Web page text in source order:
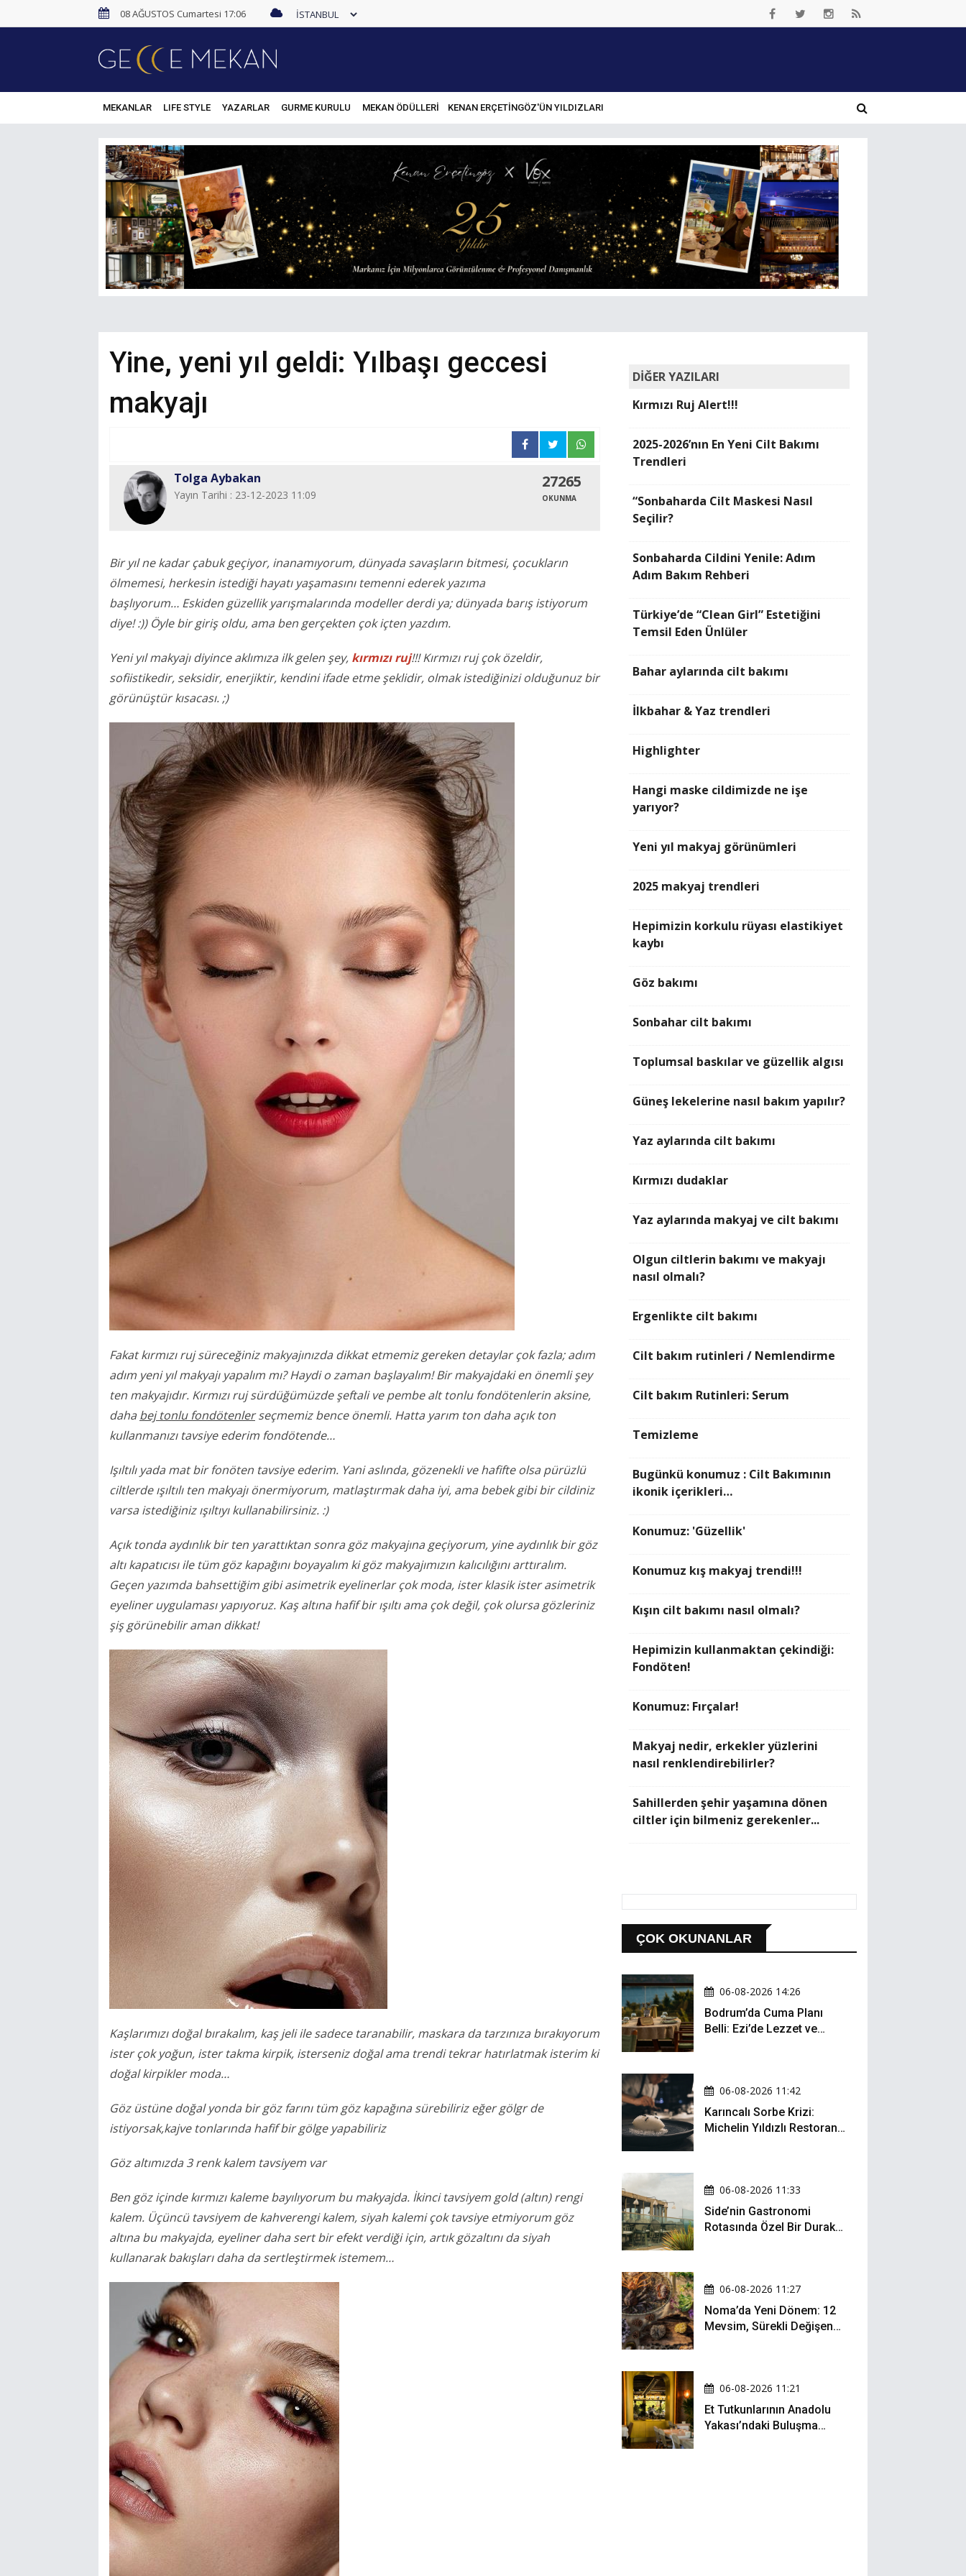
08 AĞUSTOS Cumartesi 17:06
MEKANLAR LIFE STYLE YAZARLAR GURME KURULU MEKAN ÖDÜLLERİ KENAN ERÇETINGÖZ'ÜN YILDIZLARI
Yine, yeni yıl geldi: Yılbaşı geccesi
makyajı
Tolga Aybakan
Yayın Tarihi : 23-12-2023 11:09
27265
OKUNMA
Bir yıl ne kadar çabuk geçiyor, inanamıyorum, dünyada savaşların bitmesi, çocukların
ölmemesi, herkesin istediği hayatı yaşamasını temenni ederek yazıma
başlıyorum… Eskiden güzellik yarışmalarında modeller derdi ya; dünyada barış istiyorum
diye! :)) Öyle bir giriş oldu, ama ben gerçekten çok içten yazdım.
Yeni yıl makyajı diyince aklımıza ilk gelen şey, kırmızı ruj!!! Kırmızı ruj çok özeldir,
sofiistikedir, seksidir, enerjiktir, kendini ifade etme şeklidir, olmak istediğinizi olduğunuz bir
görünüştür kısacası. ;)
Fakat kırmızı ruj süreceğiniz makyajınızda dikkat etmemiz gereken detaylar çok fazla; adım
adım yeni yıl makyajı yapalım mı? Haydi o zaman başlayalım! Bir makyajdaki en önemli şey
ten makyajıdır. Kırmızı ruj sürdüğümüzde şeftali ve pembe alt tonlu fondötenlerin aksine,
daha bej tonlu fondötenlerseçmemiz bence önemli. Hatta yarım ton daha açık ton
kullanmanızı tavsiye ederim fondötende…
Işıltılı yada mat bir fonöten tavsiye ederim. Yani aslında, gözenekli ve hafifte olsa pürüzlü
ciltlerde ışıltılı ten makyajı önermiyorum, matlaştırmak daha iyi, ama bebek gibi bir cildiniz
varsa istediğiniz ışıltıyı kullanabilirsiniz. :)
Açık tonda aydınlık bir ten yarattıktan sonra göz makyajına geçiyorum, yine aydınlık bir göz
altı kapatıcısı ile tüm göz kapağını boyayalım ki göz makyajımızın kalıcılığını arttıralım.
Geçen yazımda bahsettiğim gibi asimetrik eyelinerlar çok moda, ister klasik ister asimetrik
eyeliner uygulaması yapıyoruz. Kaş altına hafif bir ışıltı ama çok değil, çok olursa gözleriniz
şiş görünebilir aman dikkat!
Kaşlarımızı doğal bırakalım, kaş jeli ile sadece taranabilir, maskara da tarzınıza bırakıyorum
ister çok yoğun, ister takma kirpik, isterseniz doğal ama trendi tekrar hatırlatmak isterim ki
doğal kirpikler moda…
Göz üstüne doğal yonda bir göz farını tüm göz kapağına sürebiliriz eğer gölgr de
istiyorsak,kajve tonlarında hafif bir gölge yapabiliriz
Göz altımızda 3 renk kalem tavsiyem var
Ben göz içinde kırmızı kaleme bayılıyorum bu makyajda. İkinci tavsiyem gold (altın) rengi
kalem. Üçüncü tavsiyem de kahverengi kalem, siyah kalemi çok tavsiye etmiyorum göz
altına bu makyajda, eyeliner daha sert bir efekt verdiği için, artık gözaltını da siyah
kullanarak bakışları daha da sertleştirmek istemem…
DİĞER YAZILARI
Kırmızı Ruj Alert!!!
2025-2026’nın En Yeni Cilt Bakımı
Trendleri
“Sonbaharda Cilt Maskesi Nasıl
Seçilir?
Sonbaharda Cildini Yenile: Adım
Adım Bakım Rehberi
Türkiye’de “Clean Girl” Estetiğini
Temsil Eden Ünlüler
Bahar aylarında cilt bakımı
İlkbahar & Yaz trendleri
Highlighter
Hangi maske cildimizde ne işe
yarıyor?
Yeni yıl makyaj görünümleri
2025 makyaj trendleri
Hepimizin korkulu rüyası elastikiyet
kaybı
Göz bakımı
Sonbahar cilt bakımı
Toplumsal baskılar ve güzellik algısı
Güneş lekelerine nasıl bakım yapılır?
Yaz aylarında cilt bakımı
Kırmızı dudaklar
Yaz aylarında makyaj ve cilt bakımı
Olgun ciltlerin bakımı ve makyajı
nasıl olmalı?
Ergenlikte cilt bakımı
Cilt bakım rutinleri / Nemlendirme
Cilt bakım Rutinleri: Serum
Temizleme
Bugünkü konumuz : Cilt Bakımının
ikonik içerikleri…
Konumuz: 'Güzellik'
Konumuz kış makyaj trendi!!!
Kışın cilt bakımı nasıl olmalı?
Hepimizin kullanmaktan çekindiği:
Fondöten!
Konumuz: Fırçalar!
Makyaj nedir, erkekler yüzlerini
nasıl renklendirebilirler?
Sahillerden şehir yaşamına dönen
ciltler için bilmeniz gerekenler...
ÇOK OKUNANLAR
06-08-2026 14:26
Bodrum’da Cuma Planı
Belli: Ezi’de Lezzet ve
06-08-2026 11:42
Karıncalı Sorbe Krizi:
Michelin Yıldızlı Restoran
06-08-2026 11:33
Side’nin Gastronomi
Rotasında Özel Bir Durak:
06-08-2026 11:27
Noma’da Yeni Dönem: 12
Mevsim, Sürekli Değişen
06-08-2026 11:21
Et Tutkunlarının Anadolu
Yakası’ndaki Buluşma